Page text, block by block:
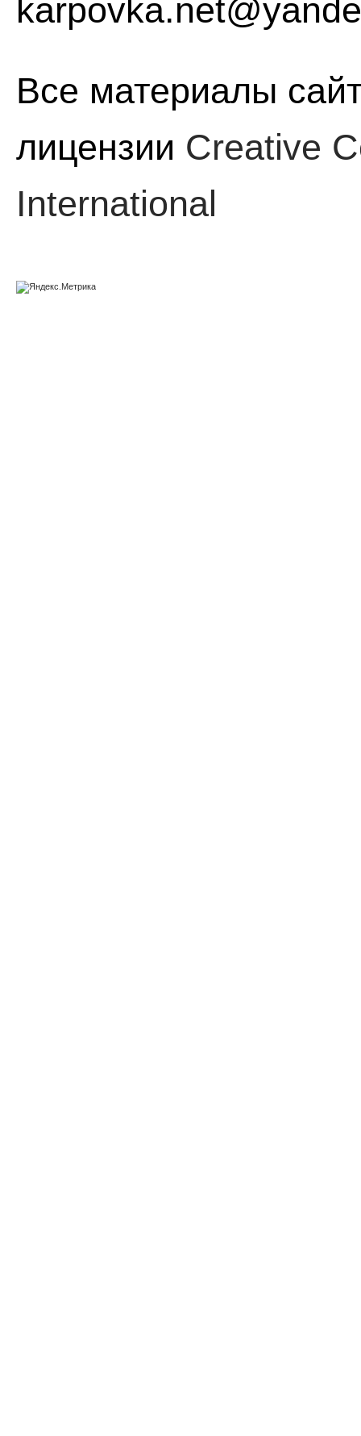
Все материалы
лицензии Creative
International